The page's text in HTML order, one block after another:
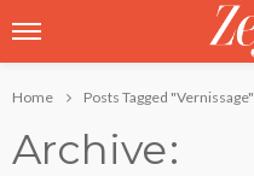
Home Posts Tagged "Vernissage"
Archive